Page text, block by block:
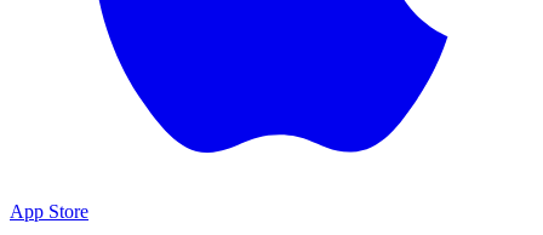
App Store